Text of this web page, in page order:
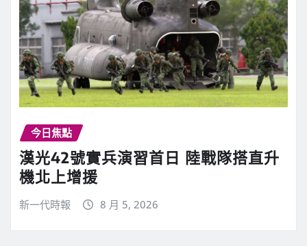
今日焦點
漢光42號實兵演習首日 陸戰隊搭直升
機北上增援
新一代時報 8 月 5, 2026